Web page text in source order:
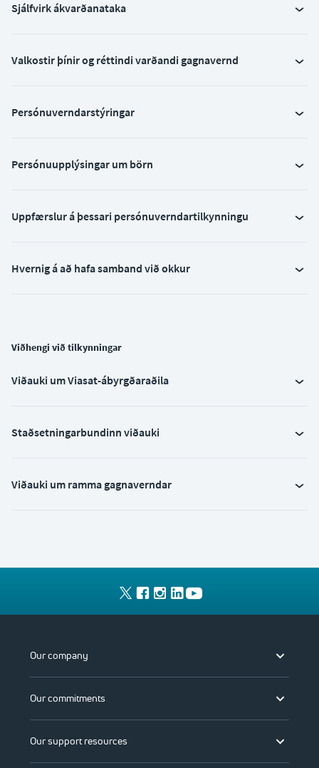
Sjálfvirk ákvarðanataka
Valkostir þínir og réttindi varðandi gagnavernd
Persónuverndarstýringar
Persónuupplýsingar um börn
Uppfærslur á þessari persónuverndartilkynningu
Hvernig á að hafa samband við okkur
Viðhengi við tilkynningar
Viðauki um Viasat-ábyrgðaraðila
Staðsetningarbundinn viðauki
Viðauki um ramma gagnaverndar
Our company
Our commitments
Our support resources